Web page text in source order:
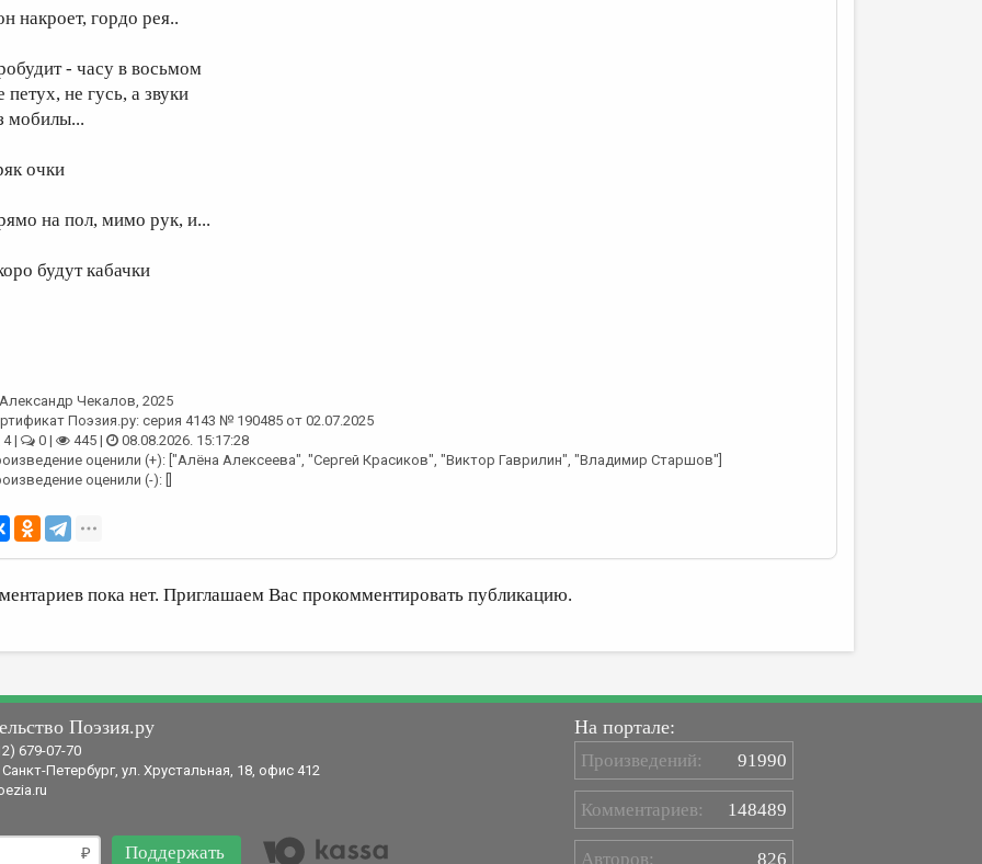
накроет, гордо рея..
- часу в восьмом
петух, не гусь, а звуки
мобилы...
очки
на пол, мимо рук, и...
будут кабачки
Александр Чекалов, 2025
Поэзия.ру: серия 4143 № 190485 от 02.07.2025
4 |
0 | 445 |
08.08.2026. 15:17:28
оценили (+): ["Алёна Алексеева", "Сергей Красиков", "Виктор Гаврилин", "Владимир Старшов"]
оценили (-): []
пока нет. Приглашаем Вас прокомментировать публикацию.
Поэзия.ру
679-07-70
Санкт-Петербург, ул. Хрустальная, 18, офис 412
Поддержать
На портале:
Произведений: 91990
Комментариев: 148489
Авторов: 826